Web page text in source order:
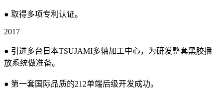
● 取得多项专利认证。
2017
● 引进多台日本TSUJAMI多轴加工中心，为研发整套黑胶播
放系统做准备。
● 第一套国际品质的212单端后级开发成功。